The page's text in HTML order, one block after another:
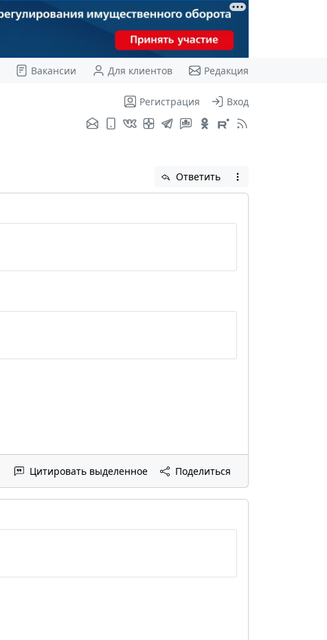
Вакансии Для клиентов Редакция
Регистрация Вход
Ответить
Цитировать выделенное Поделиться